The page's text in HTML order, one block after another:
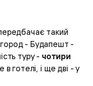
такий
- Будапешт -
туру - чотири
готелі, і ще дві - у